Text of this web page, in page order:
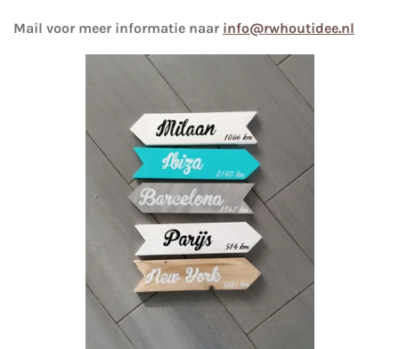
Mail voor meer informatie naar info@rwhoutidee.nl